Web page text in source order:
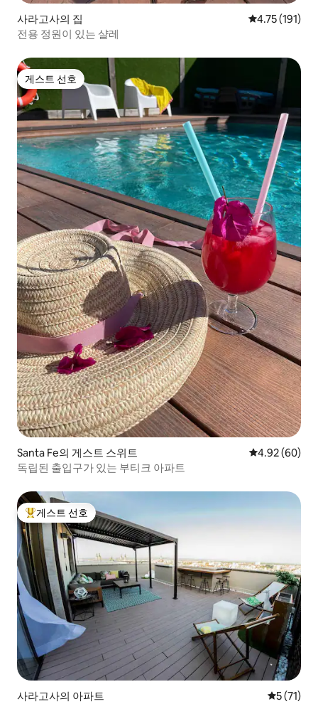
사라고사의 집 평점 4.75점(5
4.75 (191)
전용 정원이 있는 샬레
게스트 선호
게스트 선호
Santa Fe의 게스트 스위트 평점 4.92점(5
4.92 (60)
독립된 출입구가 있는 부티크 아파트
상위 게스트 선호
게스트 선호
사라고사의 아파트 평점 5점
5 (71)